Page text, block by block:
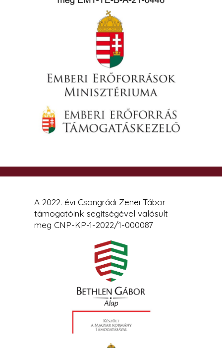
A 2022. évi Csongrádi Zenei Tábor
támogatóink segítségével valósult
meg CNP-KP-1-2022/1-000087